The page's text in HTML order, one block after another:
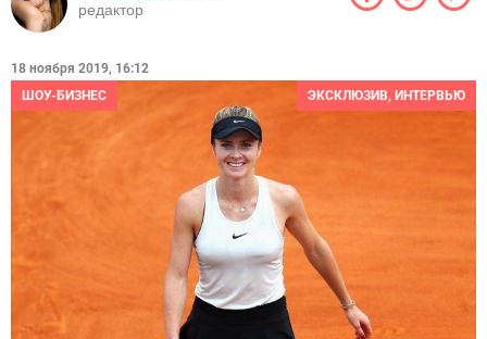
редактор
18 ноября 2019, 16:12
ШОУ-БИЗНЕС
ЭКСКЛЮЗИВ, ИНТЕРВЬЮ